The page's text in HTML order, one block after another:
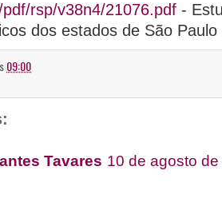
rsp/v38n4/21076.pdf -
dos estados de São
09:00
Tavares 10 de agosto